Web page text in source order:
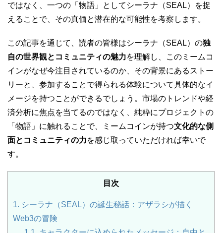
ではなく、一つの「物語」としてシーラナ（SEAL）を捉
えることで、その真価と潜在的な可能性を考察します。
この記事を通じて、読者の皆様はシーラナ（SEAL）の独
自の世界観とコミュニティの魅力を理解し、このミームコ
インがなぜ今注目されているのか、その背景にあるストー
リーと、参加することで得られる体験について具体的なイ
メージを持つことができるでしょう。市場のトレンドや経
済分析に焦点を当てるのではなく、純粋にプロジェクトの
「物語」に触れることで、ミームコインが持つ文化的な側
面とコミュニティの力を感じ取っていただければ幸いで
す。
目次
1. シーラナ（SEAL）の誕生秘話：アザラシが描く
Web3の冒険